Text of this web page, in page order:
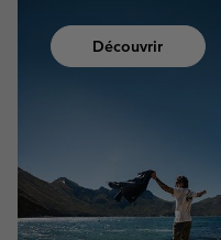
Découvrir